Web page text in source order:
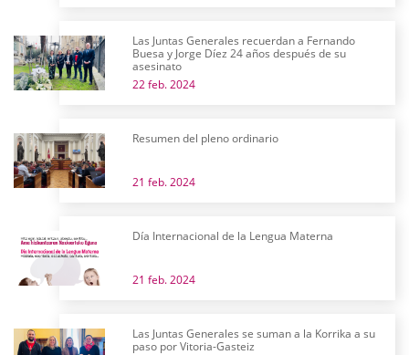
Las Juntas Generales recuerdan a Fernando
Buesa y Jorge Díez 24 años después de su
asesinato
22 feb. 2024
Resumen del pleno ordinario
21 feb. 2024
Día Internacional de la Lengua Materna
21 feb. 2024
Las Juntas Generales se suman a la Korrika a su
paso por Vitoria-Gasteiz